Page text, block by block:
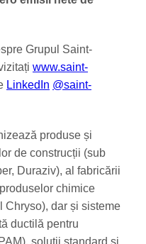
Grupul Saint-
www.saint-
LinkedIn @saint-
produse și
de construcții (sub
Duraziv), al fabricării
chimice
Chryso), dar și sisteme
ductilă pentru